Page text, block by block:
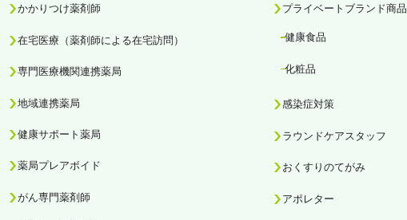
かかりつけ薬剤師
在宅医療（薬剤師による在宅訪問）
専門医療機関連携薬局
地域連携薬局
健康サポート薬局
薬局プレアボイド
がん専門薬剤師
プライベートブランド商品
健康食品
化粧品
感染症対策
ラウンドケアスタッフ
おくすりのてがみ
アポレター